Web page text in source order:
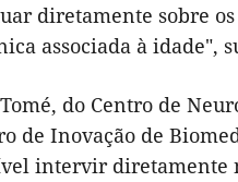
diretamente sobre
associada à idade",
do Centro de
de Inovação de
intervir diretamente